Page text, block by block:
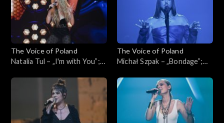
2024
The Voice of Poland
Natalia Tul – „I'm with You”;
16 listopada 2024
The Voice of Poland
Michał Szpak – „Bondage”;
16 listopada 2024